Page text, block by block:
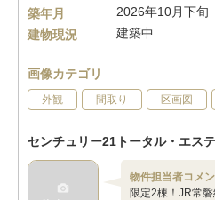
築年月
2026年10月下旬
建物現況
建築中
画像カテゴリ
外観 間取り 区画図
センチュリー21トータル・エス
物件担当者コメ
限定2棟！JR常